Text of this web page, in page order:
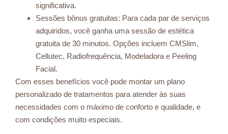
significativa.
Sessões bônus gratuitas: Para cada par de serviços
adquiridos, você ganha uma sessão de estética
gratuita de 30 minutos. Opções incluem CMSlim,
Cellutec, Radiofrequência, Modeladora e Peeling
Facial.
Com esses benefícios você pode montar um plano
personalizado de tratamentos para atender às suas
necessidades com o máximo de conforto e qualidade, e
com condições muito especiais.